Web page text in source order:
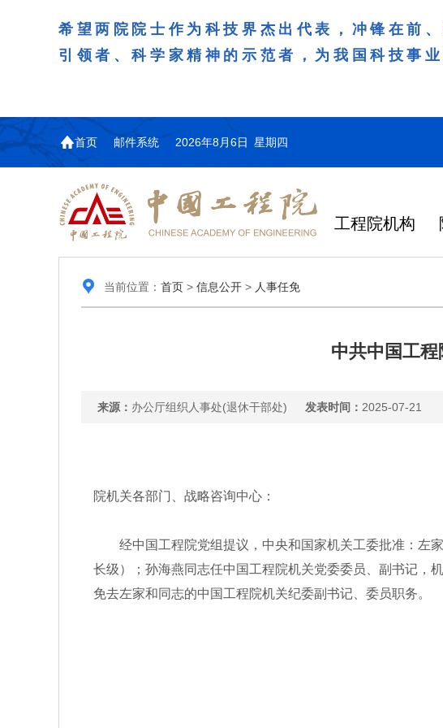
希望两院院士作为科技界杰出代表，冲锋在前
引领者、科学家精神的示范者，为我国科技事
首页 邮件系统 2026年8月6日 星期四
工程院机构
当前位置： 首页> 信息公开> 人事任免
中共中国工
来源： 办公厅组织人事处(退休干部处) 发表时间： 2025-07-21
院机关各部门、战略咨询中心：
经中国工程院党组提议，中央和国家机关工委批准：左家
长级）；孙海燕同志任中国工程院机关党委委员、副书记，
免去左家和同志的中国工程院机关纪委副书记、委员职务。